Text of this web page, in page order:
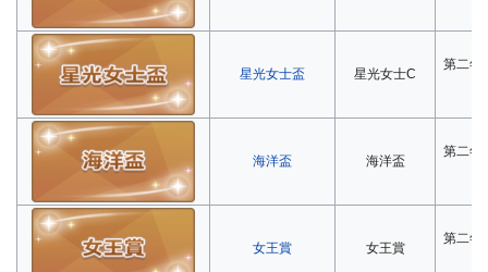
星光女士盃 星光女士C
第二年
海洋盃 海洋盃
第二年
女王賞 女王賞
第二年